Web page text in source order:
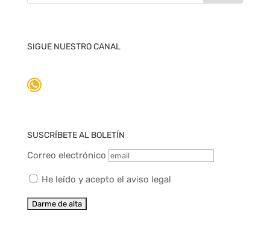
SIGUE NUESTRO CANAL
WhatsApp
SUSCRÍBETE AL BOLETÍN
Correo electrónico
He leído y acepto el aviso legal